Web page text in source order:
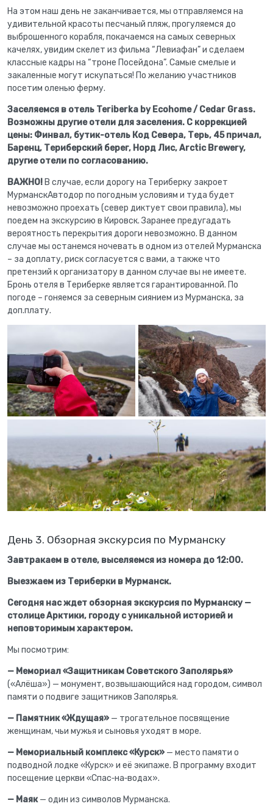
На этом наш день не заканчивается, мы отправляемся на
удивительной красоты песчаный пляж, прогуляемся до
выброшенного корабля, покачаемся на самых северных
качелях, увидим скелет из фильма “Левиафан” и сделаем
классные кадры на “троне Посейдона”. Самые смелые и
закаленные могут искупаться! По желанию участников
посетим оленью ферму.
Заселяемся в отель Teriberka by Ecohome / Cedar Grass.
Возможны другие отели для заселения. С коррекцией
цены: Финвал, бутик-отель Код Севера, Терь, 45 причал,
Баренц, Териберский берег, Норд Лис, Arctic Brewery,
другие отели по согласованию.
ВАЖНО! В случае, если дорогу на Териберку закроет
МурманскАвтодор по погодным условиям и туда будет
невозможно проехать (север диктует свои правила), мы
поедем на экскурсию в Кировск. Заранее предугадать
вероятность перекрытия дороги невозможно. В данном
случае мы останемся ночевать в одном из отелей Мурманска
– за доплату, риск согласуется с вами, а также что
претензий к организатору в данном случае вы не имеете.
Бронь отеля в Териберке является гарантированной. По
погоде – гоняемся за северным сиянием из Мурманска, за
доп.плату.
День 3. Обзорная экскурсия по Мурманску
Завтракаем в отеле, выселяемся из номера до 12:00.
Выезжаем из Териберки в Мурманск.
Сегодня нас ждет обзорная экскурсия по Мурманску —
столице Арктики, городу с уникальной историей и
неповторимым характером.
Мы посмотрим:
— Мемориал «Защитникам Советского Заполярья»
(«Алёша») — монумент, возвышающийся над городом, символ
памяти о подвиге защитников Заполярья.
— Памятник «Ждущая» — трогательное посвящение
женщинам, чьи мужья и сыновья уходят в море.
— Мемориальный комплекс «Курск» — место памяти о
подводной лодке «Курск» и её экипаже. В программу входит
посещение церкви «Спас‑на‑водах».
— Маяк— один из символов Мурманска.